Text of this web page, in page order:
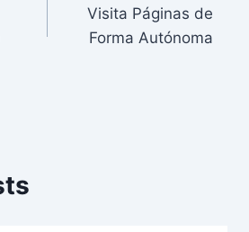
Visita Páginas de
Forma Autónoma